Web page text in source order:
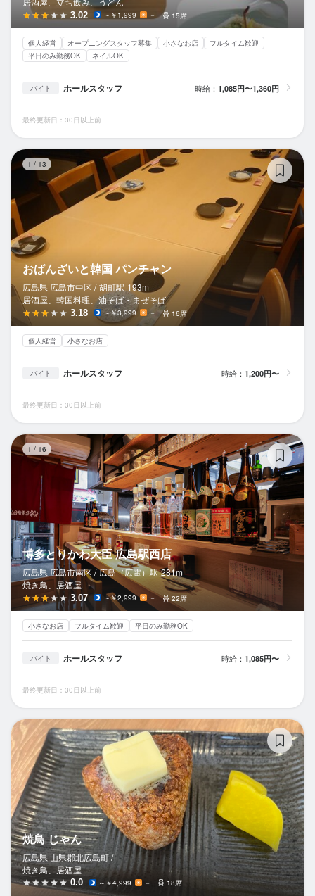
3.02 ～￥1,999 － 15席
個人経営 オープニングスタッフ募集 小さなお店
フルタイム歓迎
平日のみ勤務OK
ネイルOK
バイト ホールスタッフ 時給： 1,085円〜1,360円
最終更新日：30日以上前
1 / 13
おばんざいと韓国 パンチャン
広島県 広島市中区 / 胡町駅 193m
居酒屋、韓国料理、油そば・まぜそば
3.18 ～￥3,999 － 16席
個人経営 小さなお店
バイト ホールスタッフ 時給： 1,200円〜
最終更新日：30日以上前
1 / 16
博多とりかわ大臣 広島駅西店
広島県 広島市南区 / 広島（広電）駅 281m
焼き鳥、居酒屋
3.07 ～￥2,999 － 22席
小さなお店 フルタイム歓迎 平日のみ勤務OK
バイト ホールスタッフ 時給： 1,085円〜
最終更新日：30日以上前
焼鳥 じゃん
広島県 山県郡北広島町 /
焼き鳥、居酒屋
0.0 ～￥4,999 － 18席